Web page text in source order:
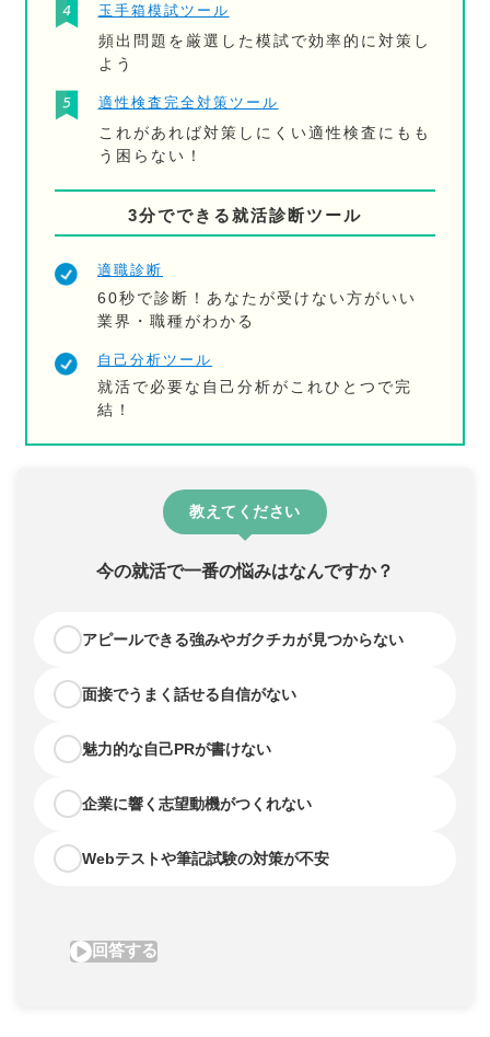
玉手箱模試ツール
頻出問題を厳選した模試で効率的に対策し
よう
適性検査完全対策ツール
これがあれば対策しにくい適性検査にもも
う困らない！
3分でできる就活診断ツール
適職診断
60秒で診断！あなたが受けない方がいい
業界・職種がわかる
自己分析ツール
就活で必要な自己分析がこれひとつで完
結！